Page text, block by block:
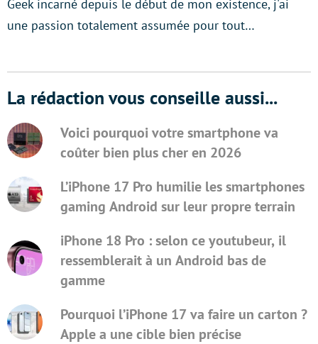
Geek incarné depuis le début de mon existence, j'ai
une passion totalement assumée pour tout…
La rédaction vous conseille aussi...
Voici pourquoi votre smartphone va
coûter bien plus cher en 2026
L’iPhone 17 Pro humilie les smartphones
gaming Android sur leur propre terrain
iPhone 18 Pro : selon ce youtubeur, il
ressemblerait à un Android bas de
gamme
Pourquoi l’iPhone 17 va faire un carton ?
Apple a une cible bien précise